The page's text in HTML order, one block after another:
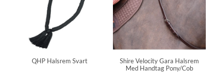
QHP Halsrem Svart
Shire Velocity Gara Halsrem
Med Handtag Pony/Cob